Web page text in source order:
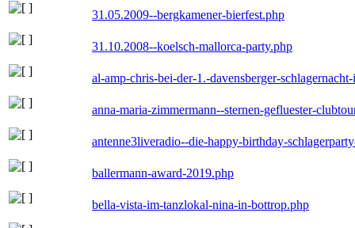
31.05.2009--bergkamener-bierfest.php
31.10.2008--koelsch-mallorca-party.php
al-amp-chris-bei-der-1.-davensberger-
anna-maria-zimmermann--sternen-gefluester-
antenne3liveradio--die-happy-birthday-
ballermann-award-2019.php
bella-vista-im-tanzlokal-nina-in-bottrop.php